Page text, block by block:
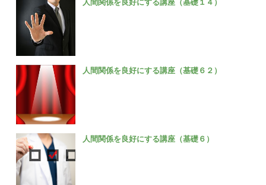
人間関係を良好にする講座（基礎１４）
人間関係を良好にする講座（基礎６２）
人間関係を良好にする講座（基礎６）